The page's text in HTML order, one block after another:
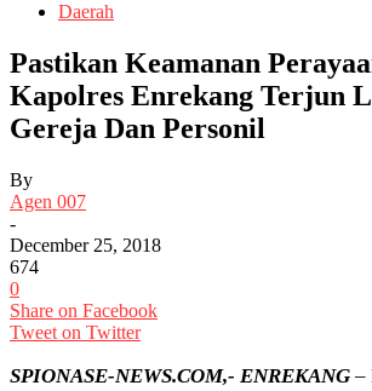
Daerah
Pastikan Keamanan
Kapolres Enrekang Terjun
Gereja Dan Personil
By
Agen 007
-
December 25, 2018
674
0
Share on Facebook
Tweet on Twitter
SPIONASE-NEWS.COM,- ENREKANG –